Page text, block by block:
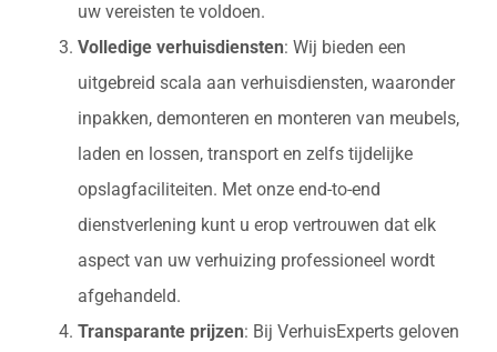
uw vereisten te voldoen.
Volledige verhuisdiensten: Wij bieden een
uitgebreid scala aan verhuisdiensten, waaronder
inpakken, demonteren en monteren van meubels,
laden en lossen, transport en zelfs tijdelijke
opslagfaciliteiten. Met onze end-to-end
dienstverlening kunt u erop vertrouwen dat elk
aspect van uw verhuizing professioneel wordt
afgehandeld.
Transparante prijzen: Bij VerhuisExperts geloven